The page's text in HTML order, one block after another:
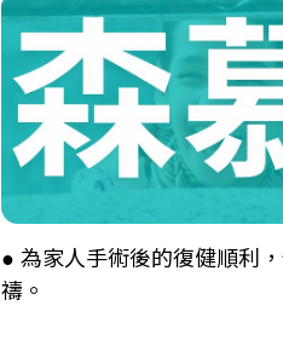
● 為家人手術後的復健順利
禱。